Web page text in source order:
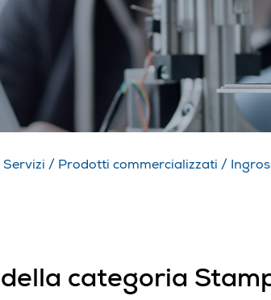
/ Prodotti commercializzati /
categoria